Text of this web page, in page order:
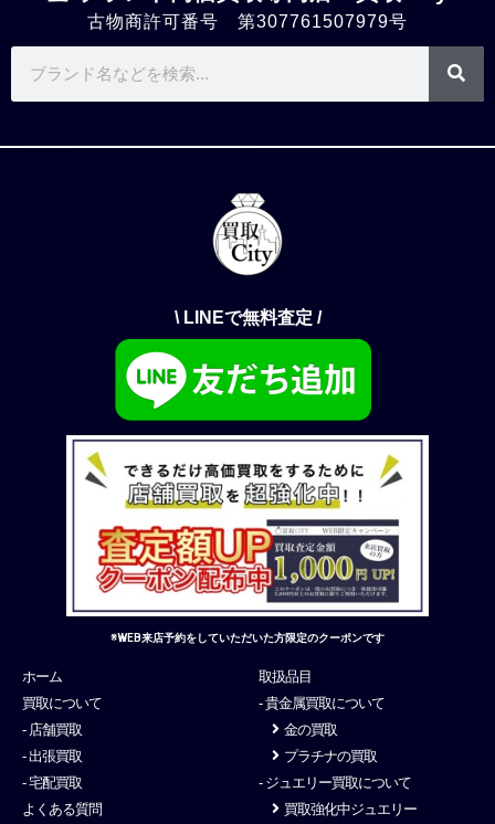
古物商許可番号 第307761507979号
\ LINEで無料査定 /
※WEB来店予約をしていただいた方限定のクーポンです
ホーム
買取について
- 店舗買取
- 出張買取
- 宅配買取
よくある質問
取扱品目
- 貴金属買取について
金の買取
プラチナの買取
- ジュエリー買取について
買取強化中ジュエリー